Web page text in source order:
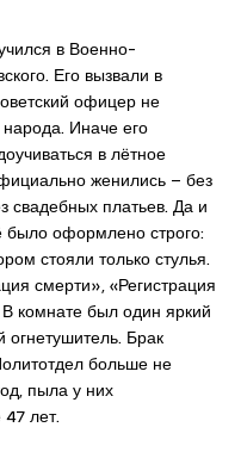
в Военно-
Его вызвали в
офицер не
Иначе его
в лётное
женились – без
свадебных платьев. Да и
было оформлено строго:
стояли только стулья.
смерти», «Регистрация
комнате был один яркий
Брак
больше не
пыла у них
лет.